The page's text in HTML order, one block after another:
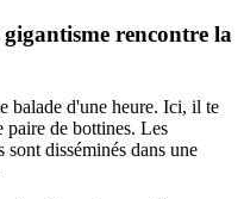
rencontre la
balade d'une heure. Ici, il te
de bottines. Les
sont disséminés dans une